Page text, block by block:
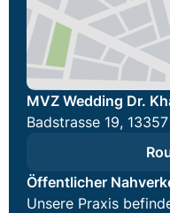
MVZ Wedding Dr.
Badstrasse 19,
Öffentlicher
Unsere Praxis